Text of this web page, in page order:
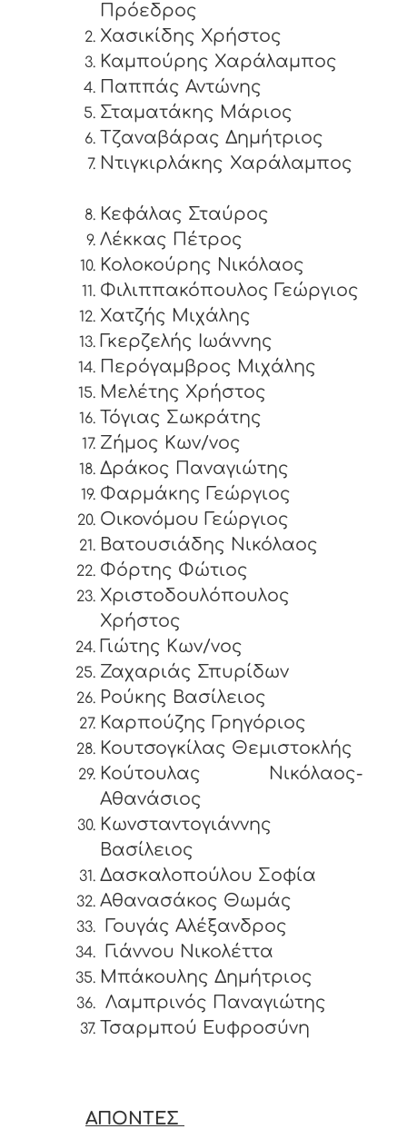
Πρόεδρος
Χασικίδης Χρήστος
Καμπούρης Χαράλαμπος
Παππάς Αντώνης
Σταματάκης Μάριος
Τζαναβάρας Δημήτριος
Ντιγκιρλάκης Χαράλαμπος
Κεφάλας Σταύρος
Λέκκας Πέτρος
Κολοκούρης Νικόλαος
Φιλιππακόπουλος Γεώργιος
Χατζής Μιχάλης
Γκερζελής Ιωάννης
Περόγαμβρος Μιχάλης
Μελέτης Χρήστος
Τόγιας Σωκράτης
Ζήμος Κων/νος
Δράκος Παναγιώτης
Φαρμάκης Γεώργιος
Οικονόμου Γεώργιος
Βατουσιάδης Νικόλαος
Φόρτης Φώτιος
Χριστοδουλόπουλος
Χρήστος
Γιώτης Κων/νος
Ζαχαριάς Σπυρίδων
Ρούκης Βασίλειος
Καρπούζης Γρηγόριος
Κουτσογκίλας Θεμιστοκλής
Κούτουλας Νικόλαος-
Αθανάσιος
Κωνσταντογιάννης
Βασίλειος
Δασκαλοπούλου Σοφία
Αθανασάκος Θωμάς
Γουγάς Αλέξανδρος
Γιάννου Νικολέττα
Μπάκουλης Δημήτριος
Λαμπρινός Παναγιώτης
Τσαρμπού Ευφροσύνη
ΑΠΟΝΤΕΣ